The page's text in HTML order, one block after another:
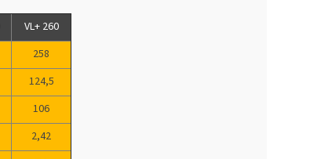
VL+ 260
258
124,5
106
2,42